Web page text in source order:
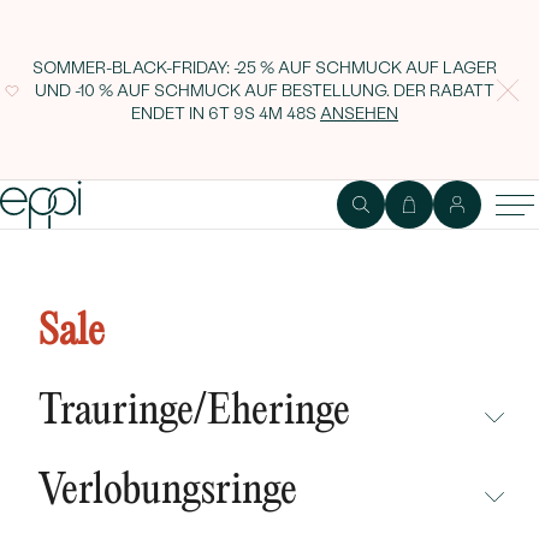
SOMMER-BLACK-FRIDAY: -25 % AUF SCHMUCK AUF LAGER
UND -10 % AUF SCHMUCK AUF BESTELLUNG. DER RABATT
ENDET IN 6T 9S 4M 47S ANSEHEN
Sale
Trauringe/Eheringe
NEUHEITEN
Verlobungsringe
Minke